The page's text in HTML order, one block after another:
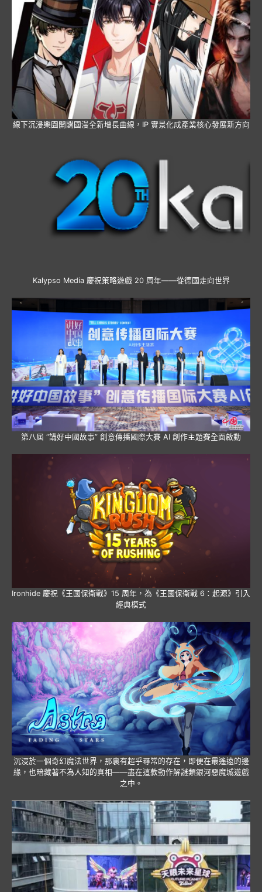
線下沉浸樂園開闢國漫全新增長曲線，IP 實景化成產業核心發展新方向
Kalypso Media 慶祝策略遊戲 20 周年——從德國走向世界
第八屆 “講好中國故事” 創意傳播國際大賽 AI 創作主題賽全面啟動
Ironhide 慶祝《王國保衛戰》15 周年，為《王國保衛戰 6：起源》引入
經典模式
沉浸於一個奇幻魔法世界，那裏有超乎尋常的存在，即便在最遙遠的邊
緣，也暗藏著不為人知的真相——盡在這款動作解謎類銀河惡魔城遊戲
之中。